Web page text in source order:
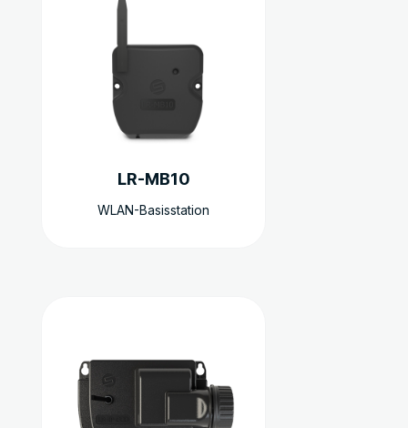
LR-MB10
WLAN-Basisstation
mehrere